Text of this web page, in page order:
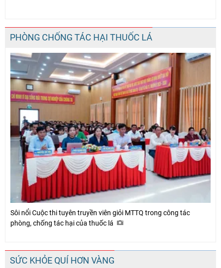
PHÒNG CHỐNG TÁC HẠI THUỐC LÁ
Sôi nổi Cuộc thi tuyên truyền viên giỏi MTTQ trong công tác
phòng, chống tác hại của thuốc lá
SỨC KHỎE QUÍ HƠN VÀNG